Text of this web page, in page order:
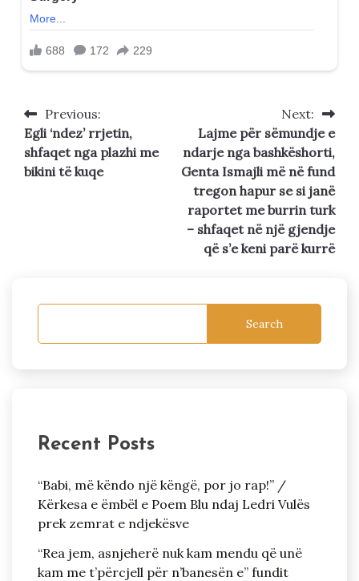
Post
navigation
Previous:
Egli ‘ndez’ rrjetin,
shfaqet nga plazhi me
bikini të kuqe
Next:
Lajme për sëmundje e
ndarje nga bashkëshorti,
Genta Ismajli më në fund
tregon hapur se si janë
raportet me burrin turk
– shfaqet në një gjendje
që s’e keni parë kurrë
Search
Recent Posts
“Babi, më këndo një këngë, por jo rap!” /
Kërkesa e ëmbël e Poem Blu ndaj Ledri Vulës
prek zemrat e ndjekësve
“Rea jem, asnjeherë nuk kam mendu që unë
kam me t’përcjell për n’banesën e” fundit